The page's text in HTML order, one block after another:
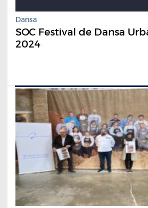
Dansa
SOC Festival de Dansa
2024